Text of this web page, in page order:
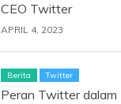
CEO Twitter
APRIL 4, 2023
Berita Twitter
Peran Twitter dalam